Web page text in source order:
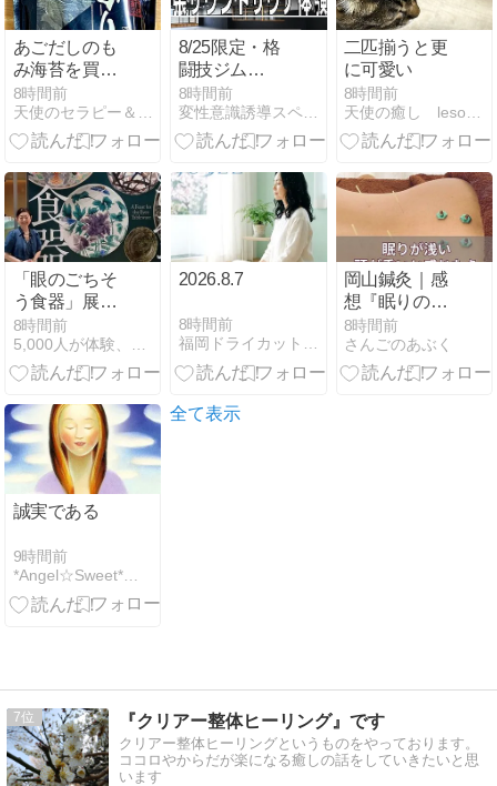
あごだしのも
み海苔を買い
ました。
8時間前
8/25限定・格
闘技ジム
LOKAの八王
子最大級マッ
トフロアで出
ウナ体験会
8時間前
変性意識誘導スペシャリストのフリートーク
二匹揃うと更
に可愛い
8時間前
「眼のごちそ
う食器」展：
「器」を見つ
めて、「暮ら
し」を見つめ
サントリー美
術館
8時間前
2026.8.7
8時間前
岡山鍼灸｜感
想『眠りの質
が良くなり体
が軽くなっ
た』｜岡山市
8時間前
さんごのあぶく
誠実である
9時間前
*Angel☆Sweet* いつも笑顔でいてほしいから
全て表示
7 『クリアー整体ヒーリング』です
クリアー整体ヒーリングというものをやっております。
ココロやからだが楽になる癒しの話をしていきたいと思
います